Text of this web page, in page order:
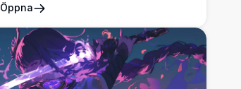
Öppna